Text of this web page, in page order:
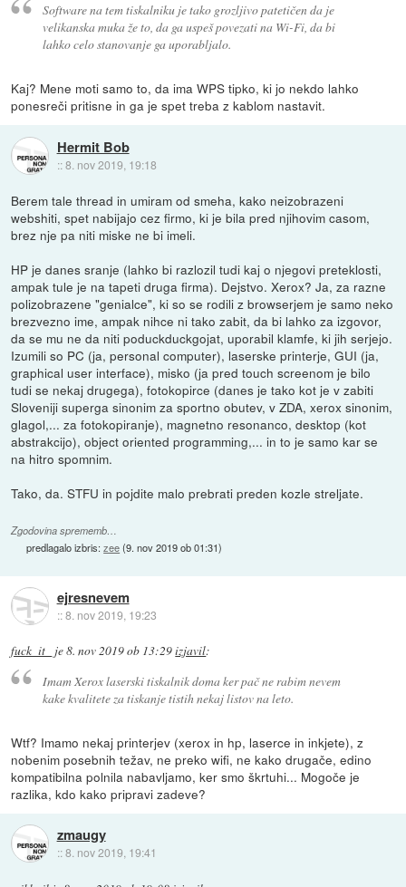
Software na tem tiskalniku je tako grozljivo patetičen da je
velikanska muka že to, da ga uspeš povezati na Wi-Fi, da bi
lahko celo stanovanje ga uporabljalo.
Kaj? Mene moti samo to, da ima WPS tipko, ki jo nekdo lahko
ponesreči pritisne in ga je spet treba z kablom nastavit.
Hermit Bob
::8. nov 2019, 19:18
Berem tale thread in umiram od smeha, kako neizobrazeni
webshiti, spet nabijajo cez firmo, ki je bila pred njihovim casom,
brez nje pa niti miske ne bi imeli.
HP je danes sranje (lahko bi razlozil tudi kaj o njegovi preteklosti,
ampak tule je na tapeti druga firma). Dejstvo. Xerox? Ja, za razne
polizobrazene "genialce", ki so se rodili z browserjem je samo neko
brezvezno ime, ampak nihce ni tako zabit, da bi lahko za izgovor,
da se mu ne da niti poduckduckgojat, uporabil klamfe, ki jih serjejo.
Izumili so PC (ja, personal computer), laserske printerje, GUI (ja,
graphical user interface), misko (ja pred touch screenom je bilo
tudi se nekaj drugega), fotokopirce (danes je tako kot je v zabiti
Sloveniji superga sinonim za sportno obutev, v ZDA, xerox sinonim,
glagol,... za fotokopiranje), magnetno resonanco, desktop (kot
abstrakcijo), object oriented programming,... in to je samo kar se
na hitro spomnim.
Tako, da. STFU in pojdite malo prebrati preden kozle streljate.
Zgodovina sprememb…
predlagalo izbris:zee(9. nov 2019 ob 01:31)
ejresnevem
::8. nov 2019, 19:23
fuck_it_ je8. nov 2019 ob 13:29izjavil:
Imam Xerox laserski tiskalnik doma ker pač ne rabim nevem
kake kvalitete za tiskanje tistih nekaj listov na leto.
Wtf? Imamo nekaj printerjev (xerox in hp, laserce in inkjete), z
nobenim posebnih težav, ne preko wifi, ne kako drugače, edino
kompatibilna polnila nabavljamo, ker smo škrtuhi... Mogoče je
razlika, kdo kako pripravi zadeve?
zmaugy
::8. nov 2019, 19:41